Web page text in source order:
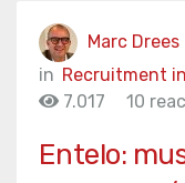
Marc Drees
in Recruitment
7.017
10
Entelo: